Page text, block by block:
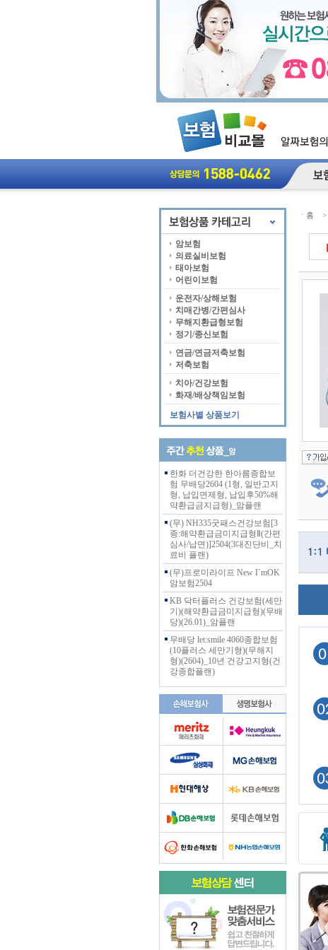
암보험
의료실비보험
태아보험
어린이보험
운전자/상해보험
치매간병/간편심사
무해지환급형보험
정기/종신보험
연금/연금저축보험
저축보험
치아/건강보험
화재/배상책임보험
보험사별 상품보기
한화 더건강한 한아름종합보
험 무배당2604 (1형, 일반고지
형, 납입면제형, 납입후50%해
약환급금지급형)_암플랜
(무) NH335굿패스건강보험[3
종:해약환급금미지급형Ⅱ(간편
심사/납면)]2504(3대진단비_치
료비 플랜)
(무)프로미라이프 New I`mOK
암보험2504
KB 닥터플러스 건강보험(세만
기)(해약환급금미지급형)(무배
당)(26.01)_암플랜
무배당 let:smile 4060종합보험
(10플러스 세만기형)(무해지
형)(2604)_10년 건강고지형(건
강종합플랜)
ㆍ 홈 >